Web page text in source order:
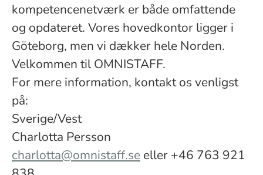
kompetencenetværk er både omfattende
og opdateret. Vores hovedkontor ligger i
Göteborg, men vi dækker hele Norden.
Velkommen til OMNISTAFF.
For mere information, kontakt os venligst
på:
Sverige/Vest
Charlotta Persson
charlotta@omnistaff.se eller +46 763 921